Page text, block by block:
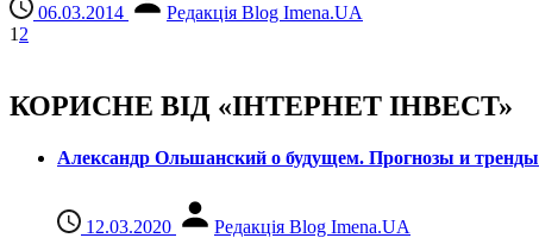
06.03.2014
Редакція Blog Imena.UA
1 2
КОРИСНЕ ВІД «ІНТЕРНЕТ ІНВЕСТ»
Александр Ольшанский о будущем. Прогнозы и тренды
12.03.2020 Редакція Blog Imena.UA